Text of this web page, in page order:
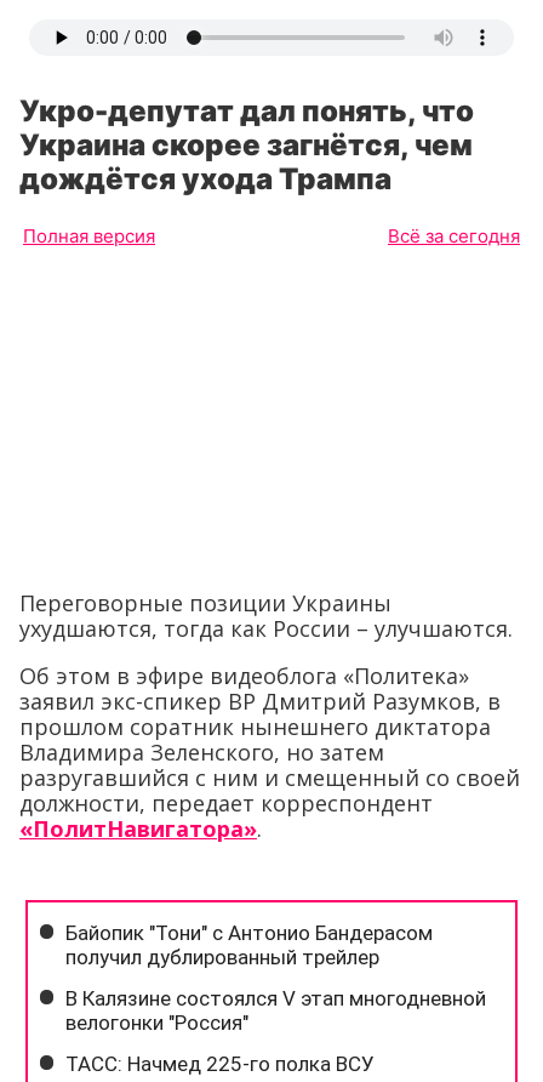
Укро-депутат дал понять, что
Украина скорее загнётся, чем
дождётся ухода Трампа
Полная версия Всё за сегодня
Переговорные позиции Украины
ухудшаются, тогда как России – улучшаются.
Об этом в эфире видеоблога «Политека»
заявил экс-спикер ВР Дмитрий Разумков, в
прошлом соратник нынешнего диктатора
Владимира Зеленского, но затем
разругавшийся с ним и смещенный со своей
должности, передает корреспондент
«ПолитНавигатора».